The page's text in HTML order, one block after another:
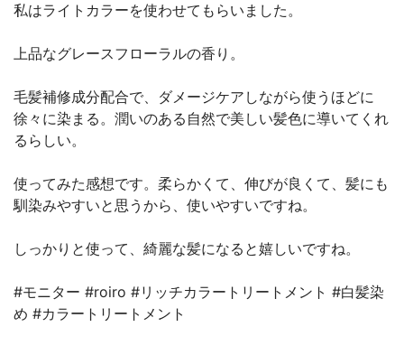
私はライトカラーを使わせてもらいました。
上品なグレースフローラルの香り。
毛髪補修成分配合で、ダメージケアしながら使うほどに
徐々に染まる。潤いのある自然で美しい髪色に導いてくれ
るらしい。
使ってみた感想です。柔らかくて、伸びが良くて、髪にも
馴染みやすいと思うから、使いやすいですね。
しっかりと使って、綺麗な髪になると嬉しいですね。
#モニター #roiro #リッチカラートリートメント #白髪染
め #カラートリートメント